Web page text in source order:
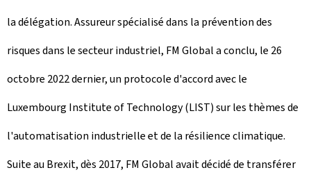
la délégation. Assureur spécialisé dans la prévention des
risques dans le secteur industriel, FM Global a conclu, le 26
octobre 2022 dernier, un protocole d'accord avec le
Luxembourg Institute of Technology (LIST) sur les thèmes de
l'automatisation industrielle et de la résilience climatique.
Suite au Brexit, dès 2017, FM Global avait décidé de transférer